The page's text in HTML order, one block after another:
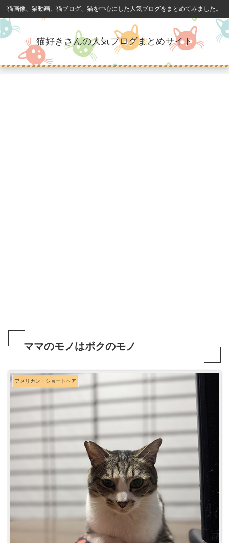
猫画像、猫動画、猫ブログ、猫を中心にした人気ブログをまとめてみました。
猫好きさんの人気ブログまとめサイト
ママのモノはボクのモノ
アメリカン・ショートヘア